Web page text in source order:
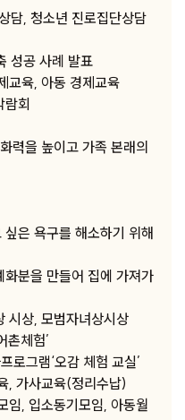
담, 청소년 진로집단상담
성공 사례 발표
교육, 아동 경제교육
회
력을 높이고 가족 본래의
은 욕구를 해소하기 위해
분을 만들어 집에 가져가
시상, 모범자녀상시상
촌체험’
로그램‘오감 체험 교실’
, 가사교육(정리수납)
임, 입소동기모임, 아동월